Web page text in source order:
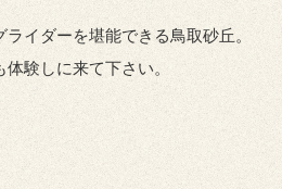
イダーを堪能できる鳥取砂丘。
験しに来て下さい。